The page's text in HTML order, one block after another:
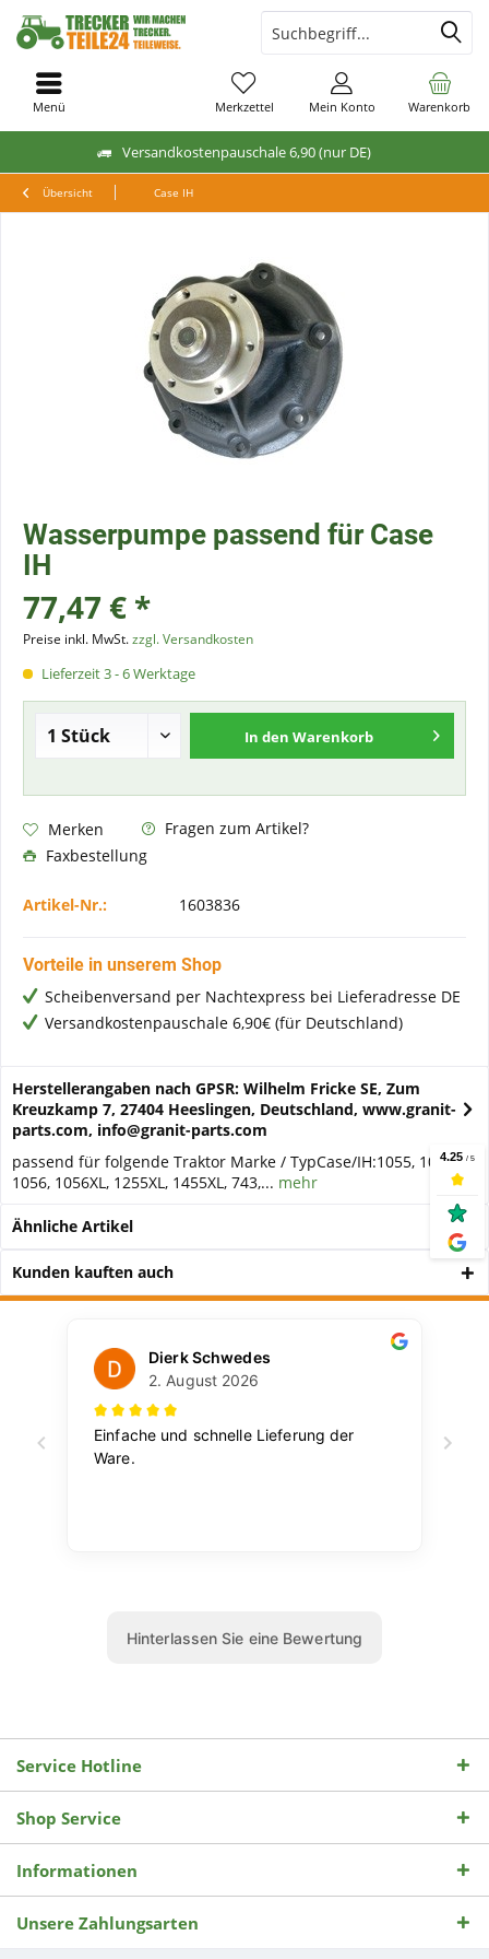
Versandkostenpauschale 6,90 (nur DE)
Warenkorb
Merkzettel Mein Konto
Menü
Übersicht Case IH
Wasserpumpe passend für Case
IH
77,47 € *
Preise inkl. MwSt.zzgl. Versandkosten
Lieferzeit 3 - 6 Werktage
In den Warenkorb
Merken
Fragen zum Artikel?
Faxbestellung
Artikel-Nr.: 1603836
Vorteile in unserem Shop
Scheibenversand per Nachtexpress bei Lieferadresse DE
Versandkostenpauschale 6,90€ (für Deutschland)
Herstellerangaben nach GPSR: Wilhelm Fricke SE, Zum
Kreuzkamp 7, 27404 Heeslingen, Deutschland, www.granit-
parts.com, info@granit-parts.com
passend für folgende Traktor Marke / TypCase/IH:1055, 1055XL,
1056, 1056XL, 1255XL, 1455XL, 743,... mehr
Ähnliche Artikel
Kunden kauften auch
Service Hotline
Shop Service
Informationen
Unsere Zahlungsarten